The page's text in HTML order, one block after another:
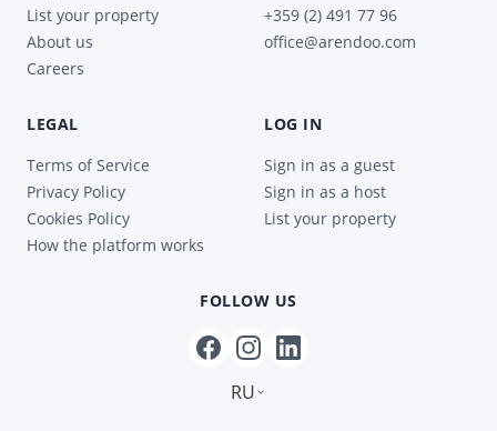
List your property
About us
Careers
+359 (2) 491 77 96
office@arendoo.com
LEGAL
Terms of Service
Privacy Policy
Cookies Policy
How the platform works
LOG IN
Sign in as a guest
Sign in as a host
List your property
FOLLOW US
RU